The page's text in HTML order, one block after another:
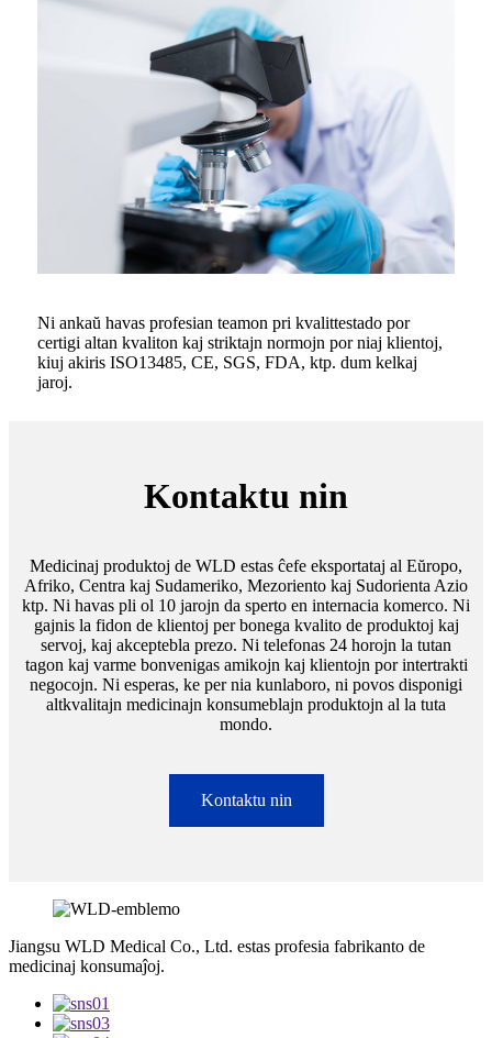
Ni ankaŭ havas profesian teamon pri kvalittestado por
certigi altan kvaliton kaj striktajn normojn por niaj klientoj,
kiuj akiris ISO13485, CE, SGS, FDA, ktp. dum kelkaj
jaroj.
Kontaktu nin
Medicinaj produktoj de WLD estas ĉefe eksportataj al Eŭropo,
Afriko, Centra kaj Sudameriko, Mezoriento kaj Sudorienta Azio
ktp. Ni havas pli ol 10 jarojn da sperto en internacia komerco. Ni
gajnis la fidon de klientoj per bonega kvalito de produktoj kaj
servoj, kaj akceptebla prezo. Ni telefonas 24 horojn la tutan
tagon kaj varme bonvenigas amikojn kaj klientojn por intertrakti
negocojn. Ni esperas, ke per nia kunlaboro, ni povos disponigi
altkvalitajn medicinajn konsumeblajn produktojn al la tuta
mondo.
Kontaktu nin
Jiangsu WLD Medical Co., Ltd. estas profesia fabrikanto de
medicinaj konsumaĵoj.